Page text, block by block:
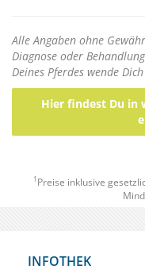
Alle Angaben ohne
Diagnose oder
Deines Pferdes wende
Hier findest Du in
1 Preise inklusive
INFOTHEK